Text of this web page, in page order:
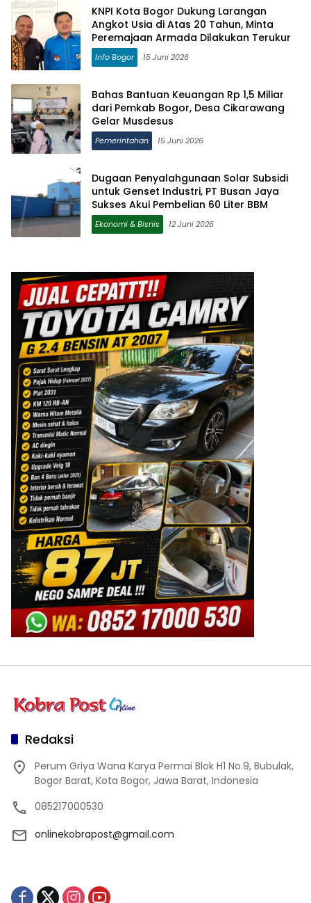
KNPI Kota Bogor Dukung Larangan
Angkot Usia di Atas 20 Tahun, Minta
Peremajaan Armada Dilakukan Terukur
Info Bogor 15 Juni 2026
Bahas Bantuan Keuangan Rp 1,5 Miliar
dari Pemkab Bogor, Desa Cikarawang
Gelar Musdesus
Pemerintahan 15 Juni 2026
Dugaan Penyalahgunaan Solar Subsidi
untuk Genset Industri, PT Busan Jaya
Sukses Akui Pembelian 60 Liter BBM
Ekonomi & Bisnis 12 Juni 2026
Redaksi
Perum Griya Wana Karya Permai Blok H1 No.9, Bubulak,
Bogor Barat, Kota Bogor, Jawa Barat, Indonesia
085217000530
onlinekobrapost@gmail.com